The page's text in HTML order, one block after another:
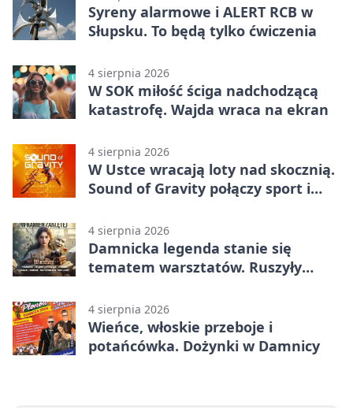
Syreny alarmowe i ALERT RCB w
Słupsku. To będą tylko ćwiczenia
4 sierpnia 2026
W SOK miłość ściga nadchodzącą
katastrofę. Wajda wraca na ekran
4 sierpnia 2026
W Ustce wracają loty nad skocznią.
Sound of Gravity połączy sport i
4 sierpnia 2026
Damnicka legenda stanie się
tematem warsztatów. Ruszyły
4 sierpnia 2026
Wieńce, włoskie przeboje i
potańcówka. Dożynki w Damnicy